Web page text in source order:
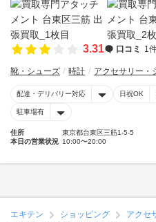
3.31 口コミ 1
靴・シューズ 時計 アクセサリー・
配達・デリバリー対応 日祝OK
駐車場有
住所
東京都台東区三筋1-5-5
本日の営業状況 10:00〜20:00
エキテン ショッピング
アクセ